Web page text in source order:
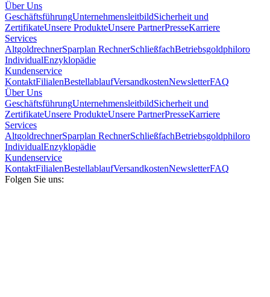
Über Uns
GeschäftsführungUnternehmensleitbildSicherheit und
ZertifikateUnsere ProdukteUnsere PartnerPresseKarriere
Services
AltgoldrechnerSparplan RechnerSchließfachBetriebsgoldphiloro
IndividualEnzyklopädie
Kundenservice
KontaktFilialenBestellablaufVersandkostenNewsletterFAQ
Über Uns
GeschäftsführungUnternehmensleitbildSicherheit und
ZertifikateUnsere ProdukteUnsere PartnerPresseKarriere
Services
AltgoldrechnerSparplan RechnerSchließfachBetriebsgoldphiloro
IndividualEnzyklopädie
Kundenservice
KontaktFilialenBestellablaufVersandkostenNewsletterFAQ
Folgen Sie uns: